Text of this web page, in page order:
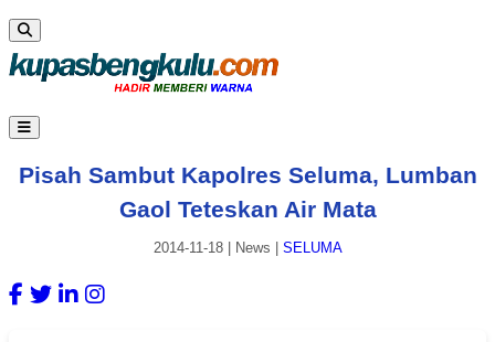
Pisah Sambut Kapolres Seluma, Lumban
Gaol Teteskan Air Mata
2014-11-18| News SELUMA